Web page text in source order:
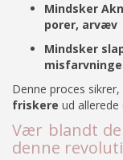
Mindsker
porer, arvæv
Mindsker
Denne proces
friskere ud
Vær blandt
denne